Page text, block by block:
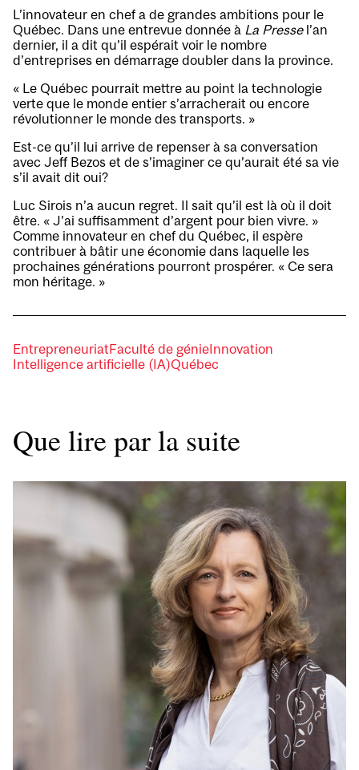
L’innovateur en chef a de grandes ambitions pour le
Québec. Dans une entrevue donnée à La Pressel’an
dernier, il a dit qu’il espérait voir le nombre
d’entreprises en démarrage doubler dans la province.
« Le Québec pourrait mettre au point la technologie
verte que le monde entier s’arracherait ou encore
révolutionner le monde des transports. »
Est-ce qu’il lui arrive de repenser à sa conversation
avec Jeff Bezos et de s’imaginer ce qu’aurait été sa vie
s’il avait dit oui?
Luc Sirois n’a aucun regret. Il sait qu’il est là où il doit
être. « J’ai suffisamment d’argent pour bien vivre. »
Comme innovateur en chef du Québec, il espère
contribuer à bâtir une économie dans laquelle les
prochaines générations pourront prospérer. « Ce sera
mon héritage. »
EntrepreneuriatFaculté de génieInnovation
Intelligence artificielle (IA)Québec
Que lire par la suite